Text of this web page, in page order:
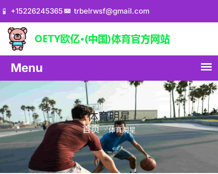
+15226245365 trbelrwsf@gmail.com
体育明星
首页 体育明星